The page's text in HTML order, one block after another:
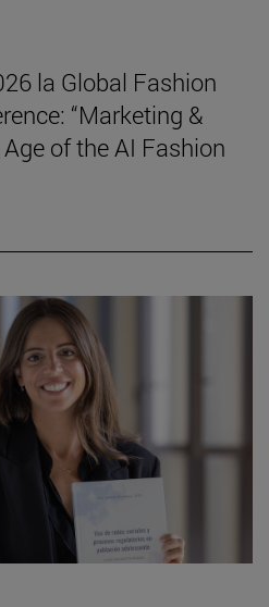
la Global Fashion
“Marketing &
of the AI Fashion